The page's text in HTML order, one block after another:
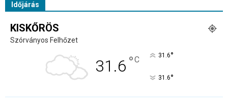
Időjárás
KISKŐRÖS
Szórványos Felhőzet
31.6 °C 31.6°
31.6°